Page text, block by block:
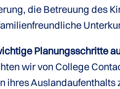
die Betreuung des
Planungsschritte
wir von College
ihres